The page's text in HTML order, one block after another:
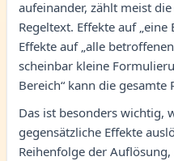
aufeinander, zählt meist
Regeltext. Effekte auf
Effekte auf „alle
scheinbar kleine
Bereich“ kann die gesamte
Das ist besonders wichtig,
gegensätzliche Effekte
Reihenfolge der